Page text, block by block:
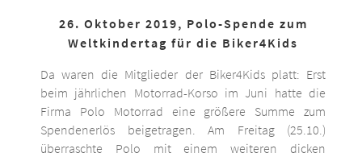
26. Oktober 2019, Polo-Spende zum
Weltkindertag für die Biker4Kids
Da waren die Mitglieder der Biker4Kids platt: Erst
beim jährlichen Motorrad-Korso im Juni hatte die
Firma Polo Motorrad eine größere Summe zum
Spendenerlös beigetragen. Am Freitag (25.10.)
überraschte Polo mit einem weiteren dicken